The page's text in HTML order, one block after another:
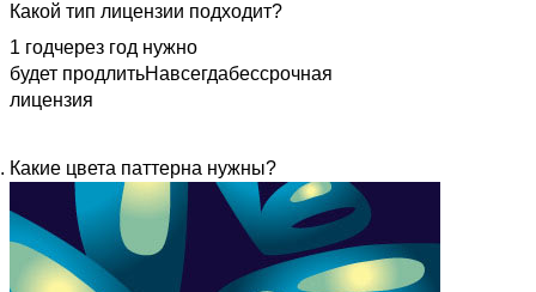
Какой тип лицензии подходит?
1 годчерез год нужно
будет продлитьНавсегдабессрочная
лицензия
Какие цвета паттерна нужны?